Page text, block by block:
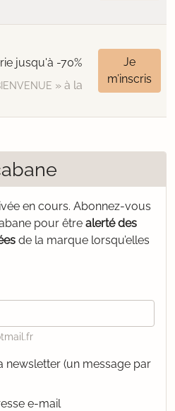
jusqu'à -70%
» à la
Je
m’inscris
en cours. Abonnez-vous
pour être alerté des
de la marque lorsqu’elles
newsletter (un message par
e-mail